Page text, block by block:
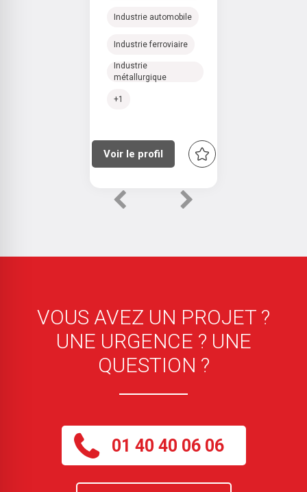
Previous
Industrie automobile
Industrie ferroviaire
Industrie
métallurgique
+1
Voir le profil
Next
VOUS AVEZ UN PROJET ?
UNE URGENCE ? UNE
QUESTION ?
01 40 40 06 06